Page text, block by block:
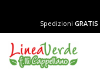
contenuto
Spedizioni GRATIS